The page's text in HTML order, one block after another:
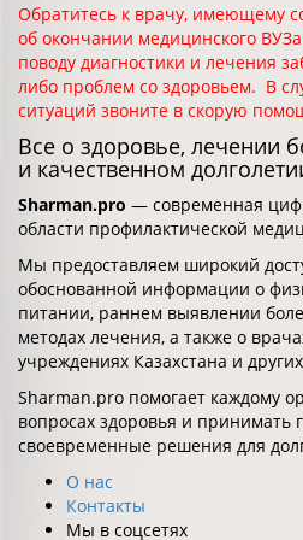
Обратитесь к врачу, имеющему
об окончании медицинского
поводу диагностики и лечения
либо проблем со здоровьем. В
ситуаций звоните в скорую
Все о здоровье, лечении
и качественном
Sharman.pro — современная
области профилактической
Мы предоставляем широкий
обоснованной информации о
питании, раннем выявлении
методах лечения, а также о
учреждениях Казахстана и
Sharman.pro помогает каждому
вопросах здоровья и принимать
своевременные решения для
О нас
Контакты
Мы в соцсетях